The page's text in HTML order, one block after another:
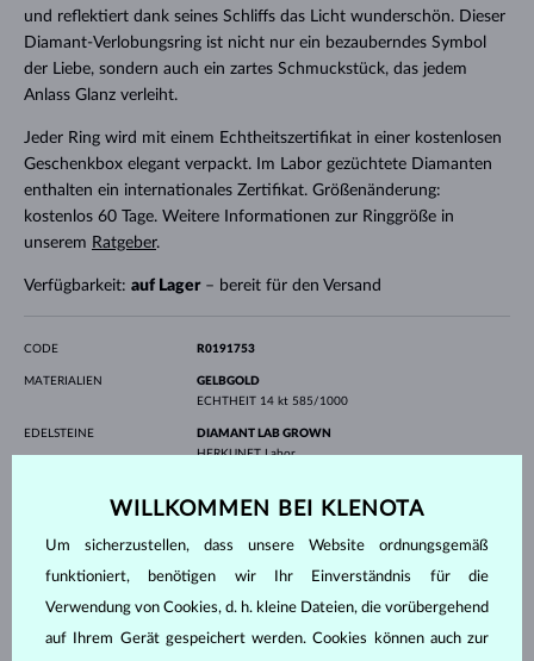
und reflektiert dank seines Schliffs das Licht wunderschön. Dieser
Diamant-Verlobungsring ist nicht nur ein bezauberndes Symbol
der Liebe, sondern auch ein zartes Schmuckstück, das jedem
Anlass Glanz verleiht.
Jeder Ring wird mit einem Echtheitszertifikat in einer kostenlosen
Geschenkbox elegant verpackt. Im Labor gezüchtete Diamanten
enthalten ein internationales Zertifikat. Größenänderung:
kostenlos 60 Tage. Weitere Informationen zur Ringgröße in
unserem Ratgeber.
Verfügbarkeit: auf Lager– bereit für den Versand
CODE R0191753
MATERIALIEN
GELBGOLD
ECHTHEIT 14 kt 585/1000
EDELSTEINE
DIAMANT LAB GROWN
HERKUNFTLabor
FARBEF
1.70 mm
WILLKOMMEN BEI KLENOTA
Um sicherzustellen, dass unsere Website ordnungsgemäß
funktioniert, benötigen wir Ihr Einverständnis für die
Verwendung von Cookies, d. h. kleine Dateien, die vorübergehend
auf Ihrem Gerät gespeichert werden. Cookies können auch zur